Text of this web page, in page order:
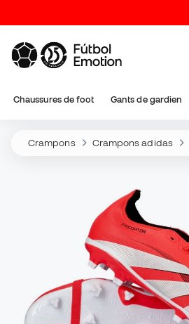
Chaussures de foot Gants de gardien
Crampons Crampons adidas